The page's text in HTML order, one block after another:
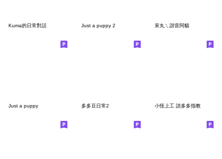
Kuma的日常對話 Just a puppy 2 呆丸ㄟ諧音阿貓
Just a puppy 多多豆日常2 小怪上工 請多多指教